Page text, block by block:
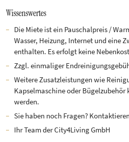
Wissenswertes
Die Miete ist ein Pauschalpreis /
Wasser, Heizung, Internet und eine
enthalten. Es erfolgt keine
Zzgl. einmaliger
Weitere Zusatzleistungen wie
Kapselmaschine oder
werden.
Sie haben noch Fragen?
Ihr Team der City4Living GmbH